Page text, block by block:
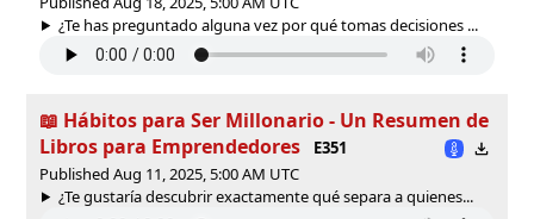
¿Te has preguntado alguna vez por qué tomas decisiones ...
📖 Hábitos para Ser Millonario - Un Resumen de
Libros para Emprendedores
E351
Published Aug 11, 2025, 5:00 AM UTC
¿Te gustaría descubrir exactamente qué separa a quienes...